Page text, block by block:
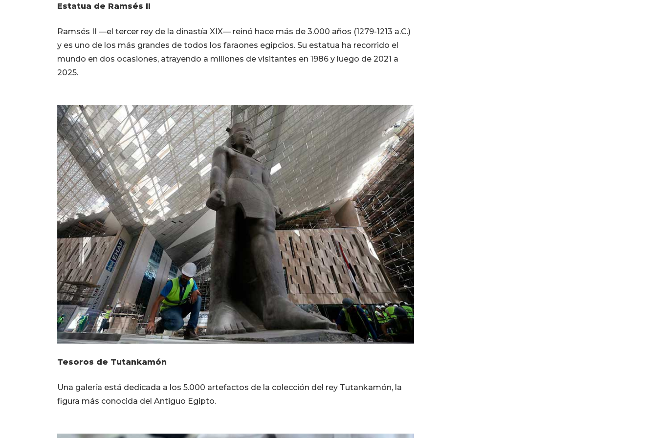
Estatua de Ramsés II
Ramsés II —el tercer rey de la dinastía XIX— reinó hace más de 3.000 años (1279-1213 a.C.)
y es uno de los más grandes de todos los faraones egipcios. Su estatua ha recorrido el
mundo en dos ocasiones, atrayendo a millones de visitantes en 1986 y luego de 2021 a
2025.
Tesoros de Tutankamón
Una galería está dedicada a los 5.000 artefactos de la colección del rey Tutankamón, la
figura más conocida del Antiguo Egipto.